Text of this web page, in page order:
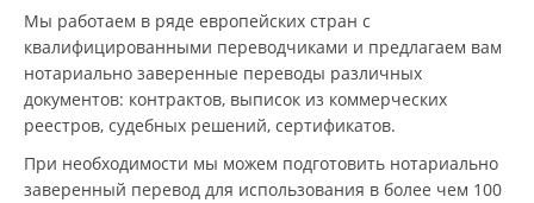
Мы работаем в ряде европейских стран с
квалифицированными переводчиками и предлагаем вам
нотариально заверенные переводы различных
документов: контрактов, выписок из коммерческих
реестров, судебных решений, сертификатов.
При необходимости мы можем подготовить нотариально
заверенный перевод для использования в более чем 100